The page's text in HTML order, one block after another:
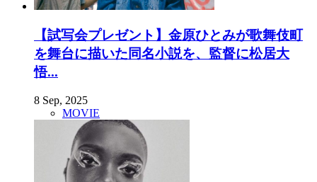
【試写会プレゼント】金原ひとみが歌舞伎町
を舞台に描いた同名小説を、監督に松居大
悟...
8 Sep, 2025
MOVIE